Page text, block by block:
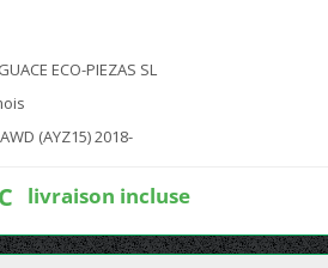
ECO-PIEZAS SL
(AYZ15) 2018-
livraison incluse